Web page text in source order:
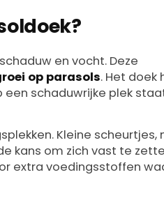
en vocht. Deze
op parasols. Het doek
schaduwrijke plek
Kleine scheurtjes,
kans om zich vast te
extra voedingsstoffen